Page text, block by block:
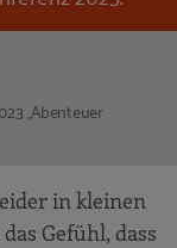
„Abenteuer
in kleinen
Gefühl, dass